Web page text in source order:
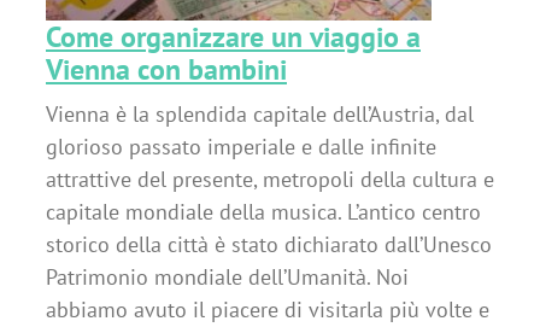
Come organizzare un viaggio a
Vienna con bambini
Vienna è la splendida capitale dell’Austria, dal
glorioso passato imperiale e dalle infinite
attrattive del presente, metropoli della cultura e
capitale mondiale della musica. L’antico centro
storico della città è stato dichiarato dall’Unesco
Patrimonio mondiale dell’Umanità. Noi
abbiamo avuto il piacere di visitarla più volte e